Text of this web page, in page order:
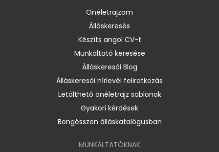
Önéletrajzom
Álláskeresés
Készíts angol CV-t
Munkáltató keresése
Álláskeresői Blog
Álláskeresői hírlevél feliratkozás
Letölthető önéletrajz sablonok
Gyakori kérdések
Böngésszen álláskatalógusban
MUNKÁLTATÓKNAK